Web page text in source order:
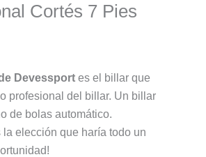
Cortés 7 Pies
Devessport es el billar que
profesional del billar. Un billar
de bolas automático.
la elección que haría todo un